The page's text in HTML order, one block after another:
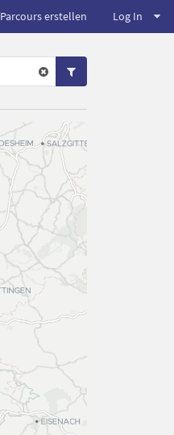
Parcours erstellen Log In